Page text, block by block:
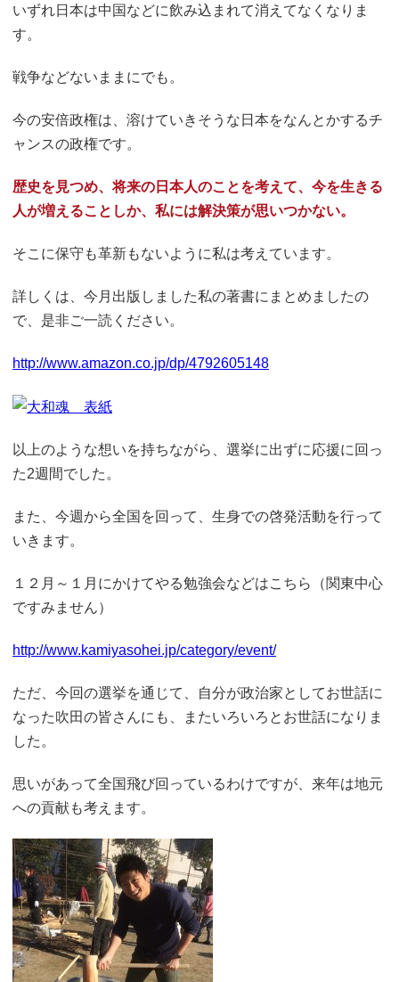
いずれ日本は中国などに飲み込まれて消えてなくなりま
す。
戦争などないままにでも。
今の安倍政権は、溶けていきそうな日本をなんとかするチ
ャンスの政権です。
歴史を見つめ、将来の日本人のことを考えて、今を生きる
人が増えることしか、私には解決策が思いつかない。
そこに保守も革新もないように私は考えています。
詳しくは、今月出版しました私の著書にまとめましたの
で、是非ご一読ください。
http://www.amazon.co.jp/dp/4792605148
以上のような想いを持ちながら、選挙に出ずに応援に回っ
た2週間でした。
また、今週から全国を回って、生身での啓発活動を行って
いきます。
１２月～１月にかけてやる勉強会などはこちら（関東中心
ですみません）
http://www.kamiyasohei.jp/category/event/
ただ、今回の選挙を通じて、自分が政治家としてお世話に
なった吹田の皆さんにも、またいろいろとお世話になりま
した。
思いがあって全国飛び回っているわけですが、来年は地元
への貢献も考えます。